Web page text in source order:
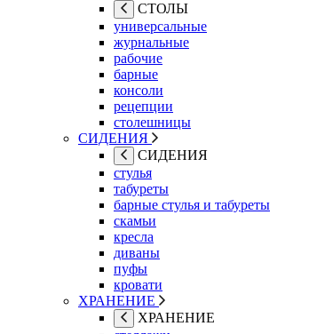
СТОЛЫ
универсальные
журнальные
рабочие
барные
консоли
рецепции
столешницы
СИДЕНИЯ
СИДЕНИЯ
стулья
табуреты
барные стулья и табуреты
скамьи
кресла
диваны
пуфы
кровати
ХРАНЕНИЕ
ХРАНЕНИЕ